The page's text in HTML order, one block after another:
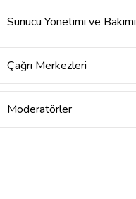
Sunucu Yönetimi ve Bakımı
Çağrı Merkezleri
Moderatörler